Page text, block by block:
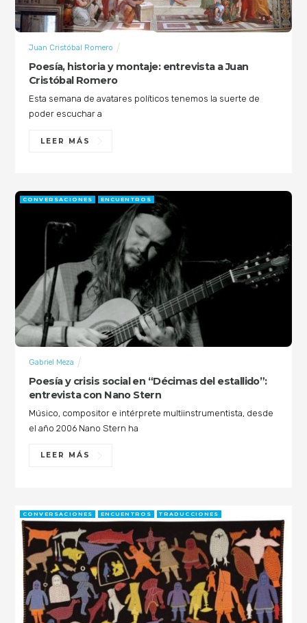
Poesía, historia y montaje: entrevista a Juan
Cristóbal Romero
Juan Cristóbal Romero
Esta semana de avatares políticos tenemos la suerte de
poder escuchar a
LEER MÁS
Poesía y crisis social en “Décimas del estallido”:
entrevista con Nano Stern
Gabriel Meza
CONVERSACIONES ENCUENTROS
Músico, compositor e intérprete multiinstrumentista, desde
el año 2006 Nano Stern ha
LEER MÁS
CONVERSACIONES ENCUENTROS TRADUCCIONES